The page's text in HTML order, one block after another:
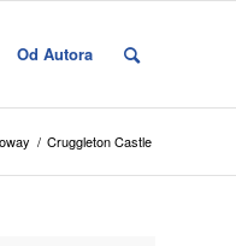
Od Autora
/ Cruggleton Castle